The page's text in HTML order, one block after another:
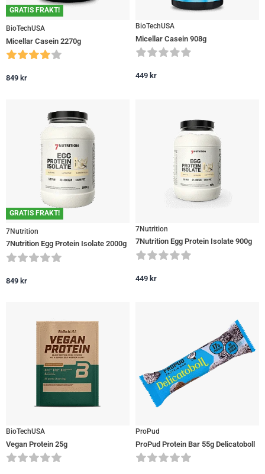
GRATIS FRAKT!
BioTechUSA
Micellar Casein 2270g
849 kr
BioTechUSA
Micellar Casein 908g
449 kr
GRATIS FRAKT!
7Nutrition
7Nutrition Egg Protein Isolate 2000g
849 kr
7Nutrition
7Nutrition Egg Protein Isolate 900g
449 kr
BioTechUSA
Vegan Protein 25g
ProPud
ProPud Protein Bar 55g Delicatoboll